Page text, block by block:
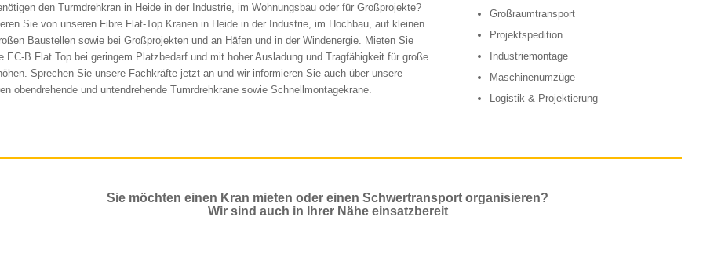
den Turmdrehkran in Heide in der Industrie, im Wohnungsbau oder für Großprojekte?
Sie von unseren Fibre Flat-Top Kranen in Heide in der Industrie, im Hochbau, auf kleinen
Baustellen sowie bei Großprojekten und an Häfen und in der Windenergie. Mieten Sie
EC-B Flat Top bei geringem Platzbedarf und mit hoher Ausladung und Tragfähigkeit für große
Sprechen Sie unsere Fachkräfte jetzt an und wir informieren Sie auch über unsere
obendrehende und untendrehende Tumrdrehkrane sowie Schnellmontagekrane.
Großraumtransport
Projektspedition
Industriemontage
Maschinenumzüge
Logistik & Projektierung
Sie möchten einen Kran mieten oder einen Schwertransport organisieren?
Wir sind auch in Ihrer Nähe einsatzbereit